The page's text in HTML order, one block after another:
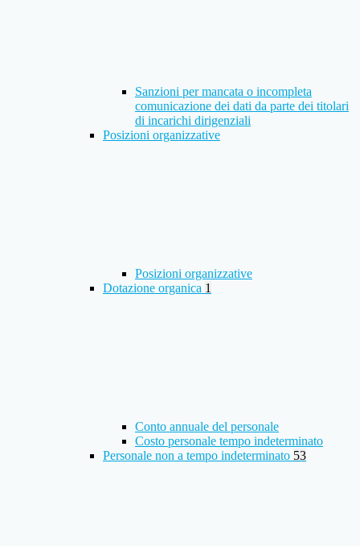
Sanzioni per mancata o incompleta
comunicazione dei dati da parte dei titolari
di incarichi dirigenziali
Posizioni organizzative
Posizioni organizzative
Dotazione organica 1
Conto annuale del personale
Costo personale tempo indeterminato
Personale non a tempo indeterminato 53